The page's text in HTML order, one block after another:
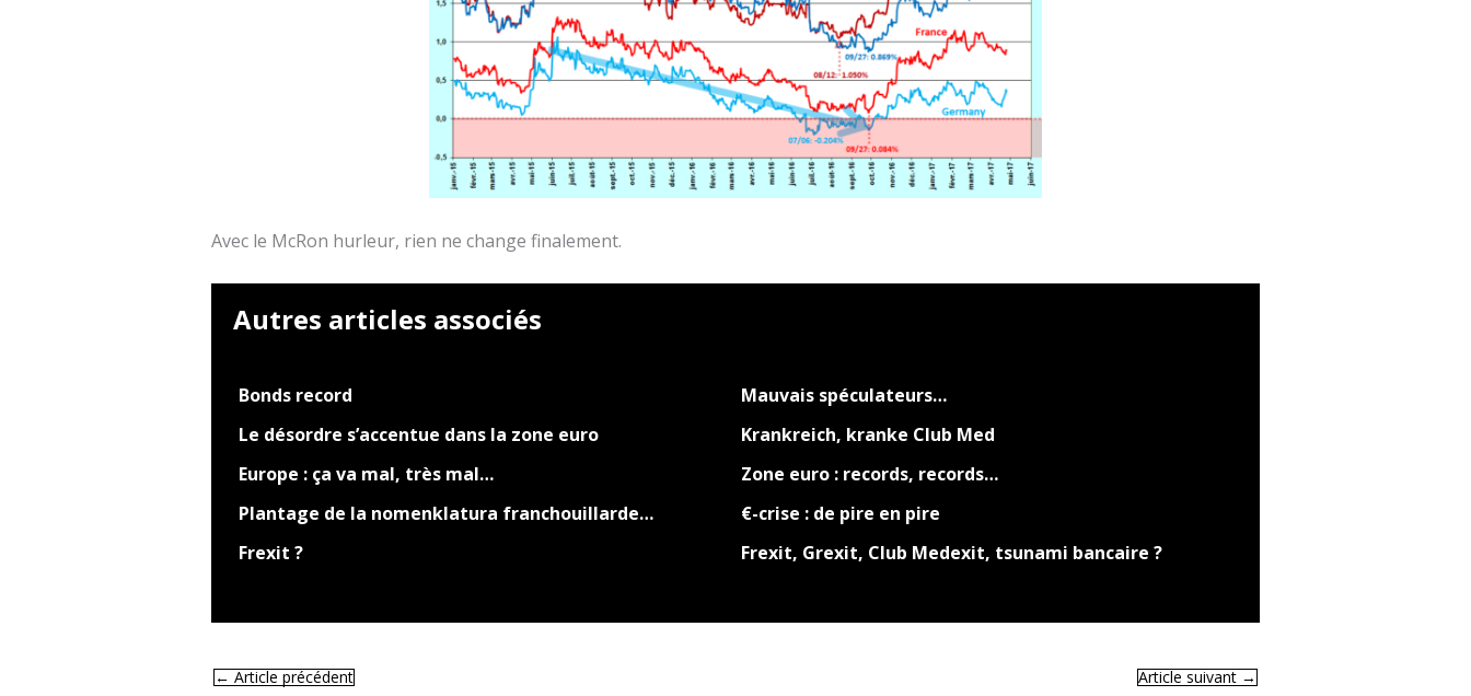
Avec le McRon hurleur, rien ne change finalement.
Autres articles associés
Bonds record
Mauvais spéculateurs…
Le désordre s’accentue dans la zone euro
Krankreich, kranke Club Med
Europe : ça va mal, très mal…
Zone euro : records, records…
Plantage de la nomenklatura franchouillarde…
€-crise : de pire en pire
Frexit ?
Frexit, Grexit, Club Medexit, tsunami bancaire ?
← Article précédent Article suivant →